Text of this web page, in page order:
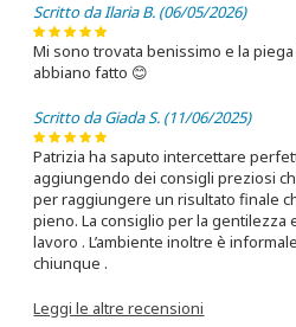
Scritto da Ilaria B. (06/05/2026)
Mi sono trovata benissimo e la
abbiano fatto 😊
Scritto da Giada S. (11/06/2025)
Patrizia ha saputo intercettare
aggiungendo dei consigli preziosi
per raggiungere un risultato finale
pieno. La consiglio per la
lavoro . L’ambiente inoltre è
chiunque .
Leggi le altre recensioni